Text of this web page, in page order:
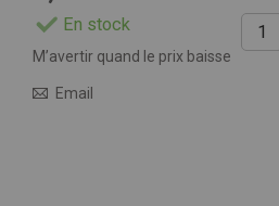
En stock
M’avertir quand le prix baisse
Email